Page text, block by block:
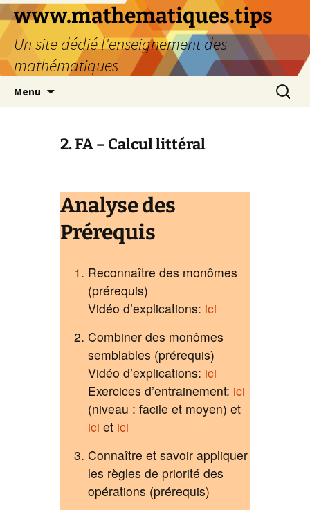
www.mathematiques.tips
Un site dédié l'enseignement des
mathématiques
Menu
2. FA – Calcul littéral
Analyse des
Prérequis
Reconnaître des monômes
(prérequis)
Vidéo d’explications: ici
Combiner des monômes
semblables (prérequis)
Vidéo d’explications: ici
Exercices d’entrainement: ici
(niveau : facile et moyen) et
ici et ici
Connaître et savoir appliquer
les règles de priorité des
opérations (prérequis)